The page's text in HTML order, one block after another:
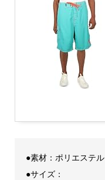
●素材：ポリエステル
●サイズ：